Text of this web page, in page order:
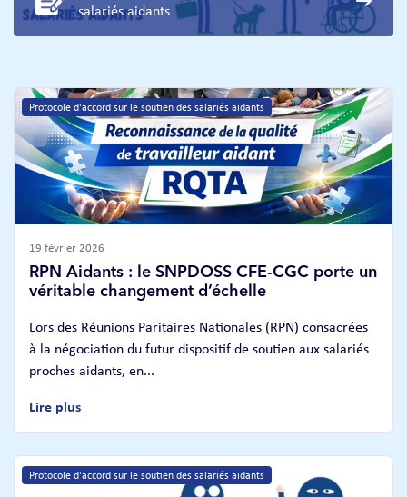
salariés aidants
Protocole d'accord sur le soutien des salariés aidants
19 février 2026
RPN Aidants : le SNPDOSS CFE-CGC porte un
véritable changement d’échelle
Lors des Réunions Paritaires Nationales (RPN) consacrées
à la négociation du futur dispositif de soutien aux salariés
proches aidants, en...
Lire plus
Protocole d'accord sur le soutien des salariés aidants